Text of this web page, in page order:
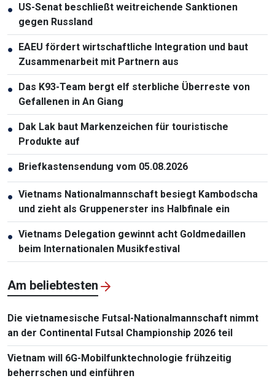
● US-Senat beschließt weitreichende Sanktionen
gegen Russland
● EAEU fördert wirtschaftliche Integration und baut
Zusammenarbeit mit Partnern aus
● Das K93-Team bergt elf sterbliche Überreste von
Gefallenen in An Giang
● Dak Lak baut Markenzeichen für touristische
Produkte auf
● Briefkastensendung vom 05.08.2026
● Vietnams Nationalmannschaft besiegt Kambodscha
und zieht als Gruppenerster ins Halbfinale ein
● Vietnams Delegation gewinnt acht Goldmedaillen
beim Internationalen Musikfestival
Am beliebtesten
Die vietnamesische Futsal-Nationalmannschaft nimmt
an der Continental Futsal Championship 2026 teil
Vietnam will 6G-Mobilfunktechnologie frühzeitig
beherrschen und einführen